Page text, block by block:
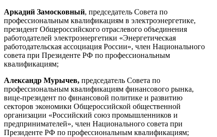
Аркадий Замосковный, председатель Совета по
профессиональным квалификациям в электроэнергетике,
президент Общероссийского отраслевого объединения
работодателей электроэнергетики «Энергетическая
работодательская ассоциация России», член Национального
совета при Президенте РФ по профессиональным
квалификациям;
Александр Мурычев, председатель Совета по
профессиональным квалификациям финансового рынка,
вице-президент по финансовой политике и развитию
секторов экономики Общероссийской общественной
организации «Российский союз промышленников и
предпринимателей», член Национального совета при
Президенте РФ по профессиональным квалификациям;